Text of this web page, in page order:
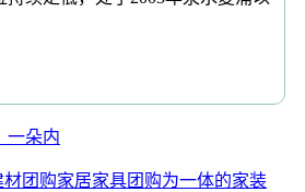
一朵内
材团购家居家具团购为一体的家装